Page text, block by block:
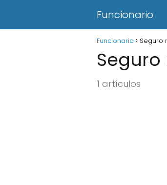
Funcionario
Funcionario Seguro
1 artículos